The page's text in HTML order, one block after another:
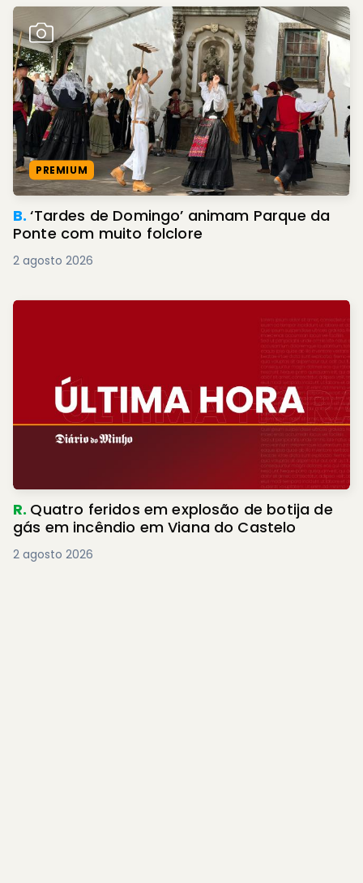
PREMIUM
B.‘Tardes de Domingo’ animam Parque da
Ponte com muito folclore
2 agosto 2026
R. Quatro feridos em explosão de botija de
gás em incêndio em Viana do Castelo
2 agosto 2026